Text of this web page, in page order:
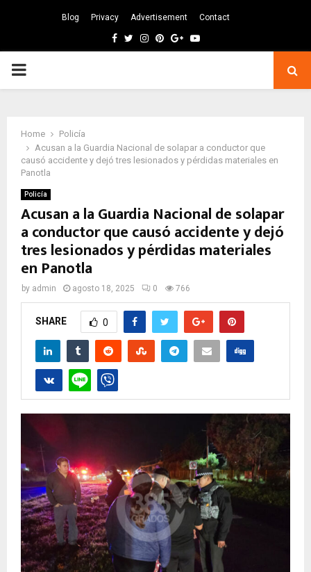
Blog Privacy Advertisement Contact
Facebook
TwitterInstagram
Pinterest
GoogleYoutube
PRIMARY
Home
Policía
Acusan a la Guardia Nacional de solapar a conductor que
causó accidente y dejó tres lesionados y pérdidas materiales en
Panotla
Policía
Acusan a la Guardia Nacional de solapar
a conductor que causó accidente y dejó
tres lesionados y pérdidas materiales
en Panotla
by admin agosto 18, 2025 0 766
SHARE 0